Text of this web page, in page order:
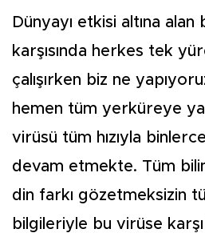
Dünyayı etkisi altına
karşısında herkes tek
çalışırken biz ne
hemen tüm yerküreye
virüsü tüm hızıyla
devam etmekte. Tüm
din farkı gözetmeksizin
bilgileriyle bu virüse